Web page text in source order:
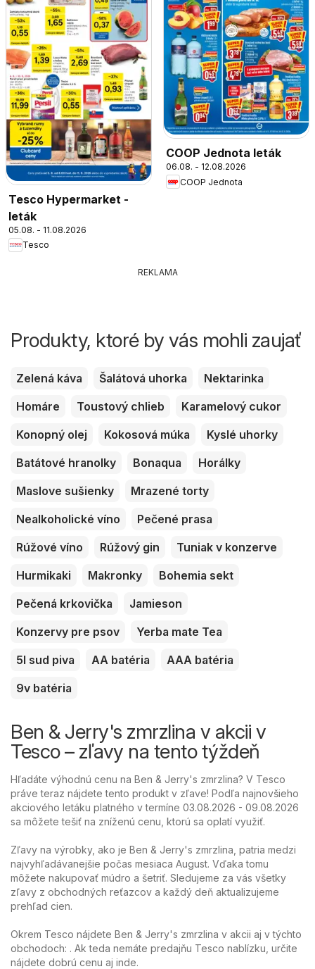
Tesco Hypermarket -
leták
05.08. - 11.08.2026
Tesco
COOP Jednota leták
06.08. - 12.08.2026
COOP Jednota
REKLAMA
Produkty, ktoré by vás mohli zaujať
Zelená káva Šalátová uhorka
Nektarinka
Homáre
Toustový chlieb
Karamelový cukor
Konopný olej
Kokosová múka
Kyslé uhorky
Batátové hranolky
Bonaqua
Horálky
Maslove sušienky
Mrazené torty
Nealkoholické víno
Pečené prasa
Rúžové víno
Rúžový gin
Tuniak v konzerve
Hurmikaki
Makronky
Bohemia sekt
Pečená krkovička
Jamieson
Konzervy pre psov
Yerba mate Tea
5l sud piva
AA batéria
AAA batéria
9v batéria
Ben & Jerry's zmrzlina v akcii v
Tesco – zľavy na tento týždeň
Hľadáte výhodnú cenu na Ben & Jerry's zmrzlina? V Tesco
práve teraz nájdete tento produkt v zľave! Podľa najnovšieho
akciového letáku platného v termíne 03.08.2026 - 09.08.2026
sa môžete tešiť na zníženú cenu, ktorú sa oplatí využiť.
Zľavy na výrobky, ako je Ben & Jerry's zmrzlina, patria medzi
najvyhľadávanejšie počas mesiaca August. Vďaka tomu
môžete nakupovať múdro a šetriť. Sledujeme za vás všetky
zľavy z obchodných reťazcov a každý deň aktualizujeme
prehľad cien.
Okrem Tesco nájdete Ben & Jerry's zmrzlina v akcii aj v týchto
obchodoch: . Ak teda nemáte predajňu Tesco nablízku, určite
nájdete dobrú cenu aj inde.